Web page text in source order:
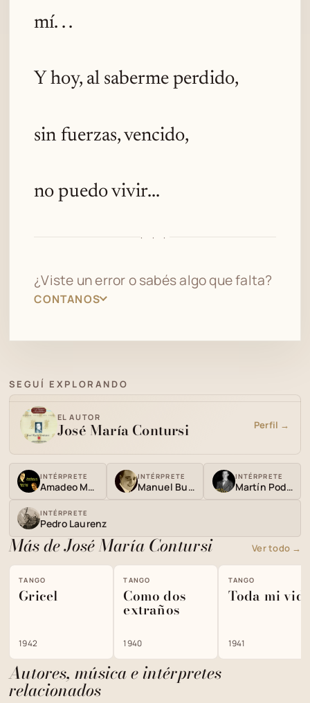
mí. . .
Y hoy, al saberme perdido,
sin fuerzas, vencido,
no puedo vivir...
· · ·
¿Viste un error o sabés algo que falta?
CONTANOS
SEGUÍ EXPLORANDO
EL AUTOR
José María Contursi Perfil →
INTÉRPRETE
Amadeo Mandarino
INTÉRPRETE
Manuel Buzón
INTÉRPRETE
Martín Podestá
INTÉRPRETE
Pedro Laurenz
Más de José María Contursi Ver todo →
TANGO
Gricel
1942
TANGO
Como dos
extraños
1940
TANGO
Toda mi
1941
Autores, música e intérpretes
relacionados